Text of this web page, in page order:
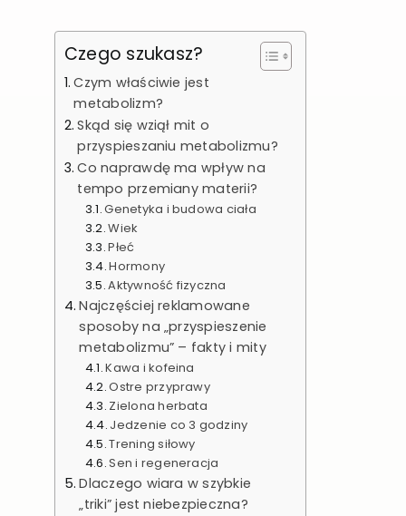
Czego szukasz?
Czym właściwie jest
metabolizm?
Skąd się wziął mit o
przyspieszaniu metabolizmu?
Co naprawdę ma wpływ na
tempo przemiany materii?
Genetyka i budowa ciała
Wiek
Płeć
Hormony
Aktywność fizyczna
Najczęściej reklamowane
sposoby na „przyspieszenie
metabolizmu” – fakty i mity
Kawa i kofeina
Ostre przyprawy
Zielona herbata
Jedzenie co 3 godziny
Trening siłowy
Sen i regeneracja
Dlaczego wiara w szybkie
„triki” jest niebezpieczna?